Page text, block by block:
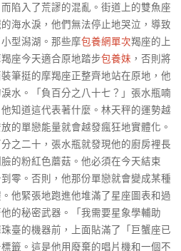
陷入了荒謬的混亂。街道上的雙魚座
海水淚，他們無法停止地哭泣，導致
型潟湖。那些摩包養網單次羯座的上
座今天適合原地踏步包養妹 ，否則將
筆挺的摩羯座正整齊地站在原地，他
水。「負百分之八十七？」張水瓶喃
知道這代表著什麼。林天秤的運勢越
的單戀能量就會越發瘋狂地實體化。
之二十，張水瓶就發現他的廚房裡長
的粉紅色蘑菇。他必須在今天結束
零。否則，他那份單戀就會變成某種
他緊張地跑進他堆滿了星座圖表和過
的秘密武器。「我需要星象學輔助
臺的機器前，上面貼滿了「巨蟹座已
籤。這是他用廢棄的唱片機和一個不